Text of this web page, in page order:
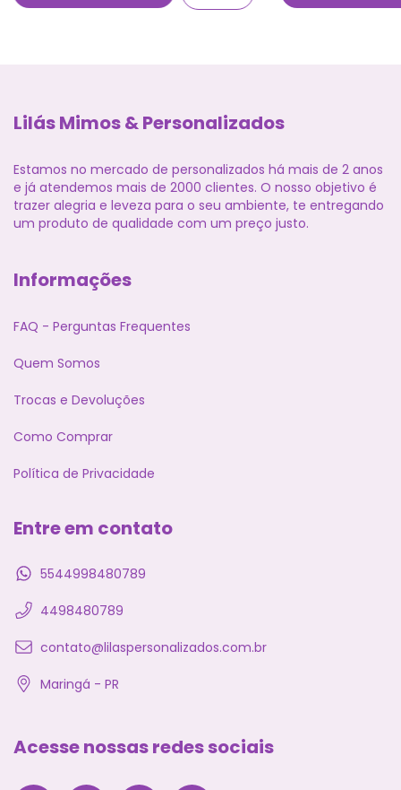
Lilás Mimos & Personalizados
Estamos no mercado de personalizados há mais de 2 anos
e já atendemos mais de 2000 clientes. O nosso objetivo é
trazer alegria e leveza para o seu ambiente, te entregando
um produto de qualidade com um preço justo.
Informações
FAQ - Perguntas Frequentes
Quem Somos
Trocas e Devoluções
Como Comprar
Política de Privacidade
Entre em contato
5544998480789
4498480789
contato@lilaspersonalizados.com.br
Maringá - PR
Acesse nossas redes sociais